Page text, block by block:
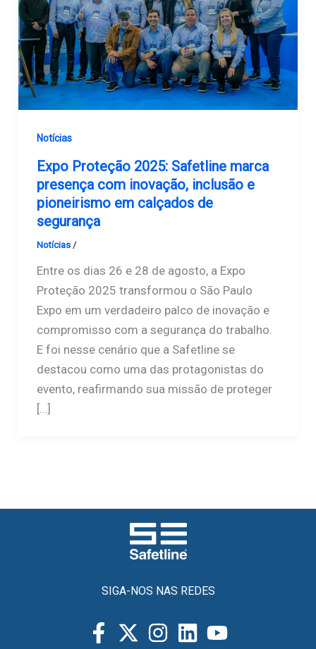
Notícias
Expo Proteção 2025: Safetline marca
presença com inovação, inclusão e
pioneirismo em calçados de
segurança
Notícias/
Entre os dias 26 e 28 de agosto, a Expo
Proteção 2025 transformou o São Paulo
Expo em um verdadeiro palco de inovação e
compromisso com a segurança do trabalho.
E foi nesse cenário que a Safetline se
destacou como uma das protagonistas do
evento, reafirmando sua missão de proteger
[…]
SIGA-NOS NAS REDES